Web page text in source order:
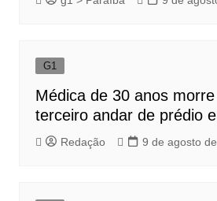
G1
Médica de 30 anos
terceiro andar de prédio
Redação 9 de agosto